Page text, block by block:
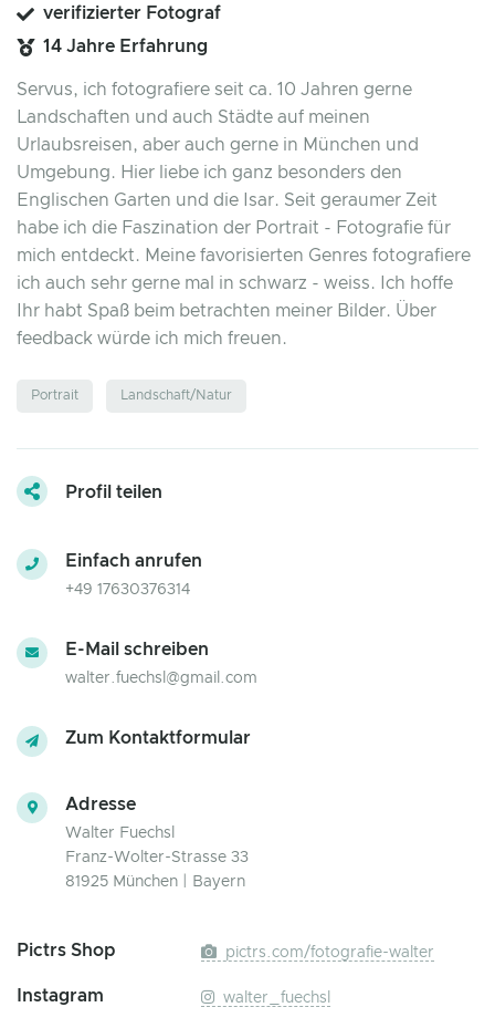
verifizierter Fotograf
14 Jahre Erfahrung
Servus, ich fotografiere seit ca. 10 Jahren gerne
Landschaften und auch Städte auf meinen
Urlaubsreisen, aber auch gerne in München und
Umgebung. Hier liebe ich ganz besonders den
Englischen Garten und die Isar. Seit geraumer Zeit
habe ich die Faszination der Portrait - Fotografie für
mich entdeckt. Meine favorisierten Genres fotografiere
ich auch sehr gerne mal in schwarz - weiss. Ich hoffe
Ihr habt Spaß beim betrachten meiner Bilder. Über
feedback würde ich mich freuen.
Portrait Landschaft/Natur
Profil teilen
Einfach anrufen
+49 17630376314
E-Mail schreiben
walter.fuechsl@gmail.com
Zum Kontaktformular
Adresse
Walter Fuechsl
Franz-Wolter-Strasse 33
81925 München | Bayern
Pictrs Shop pictrs.com/fotografie-walter
Instagram walter_fuechsl